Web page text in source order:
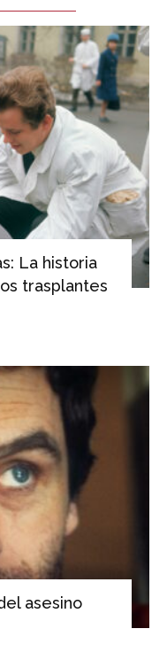
La historia
trasplantes
asesino